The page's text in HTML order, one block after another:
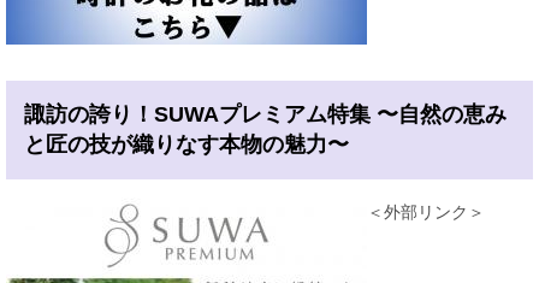
諏訪の誇り！SUWAプレミアム特集 〜自然の恵み
と匠の技が織りなす本物の魅力〜
＜外部リンク＞